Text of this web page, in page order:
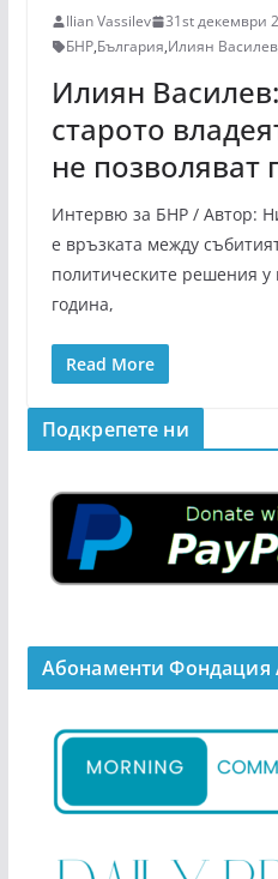
Ilian Vassilev 31st декември
БНР,България,Илиян Василев
Илиян
старото
не позволяват
Интервю за БНР / Автор:
е връзката между
политическите решения у
година,
Read More
Подкрепeте ни
Абонаменти Фондация